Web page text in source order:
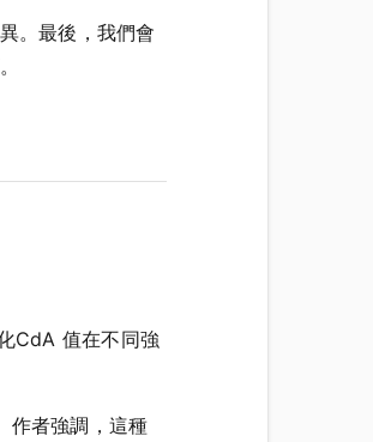
。最後，我們會
CdA 值在不同強
作者強調，這種